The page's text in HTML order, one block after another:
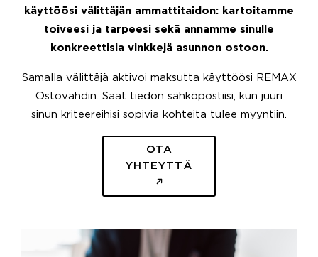
käyttöösi välittäjän ammattitaidon: kartoitamme
toiveesi ja tarpeesi sekä annamme sinulle
konkreettisia vinkkejä asunnon ostoon.
Samalla välittäjä aktivoi maksutta käyttöösi REMAX
Ostovahdin. Saat tiedon sähköpostiisi, kun juuri
sinun kriteereihisi sopivia kohteita tulee myyntiin.
OTA
YHTEYTTÄ